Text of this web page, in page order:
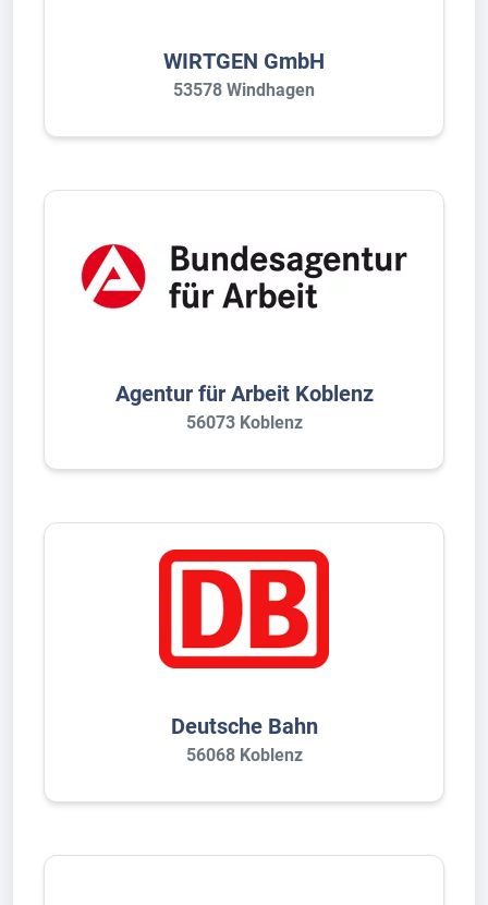
WIRTGEN GmbH
53578 Windhagen
Agentur für Arbeit Koblenz
56073 Koblenz
Deutsche Bahn
56068 Koblenz